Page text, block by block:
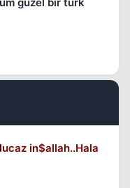
in$allah..Hala